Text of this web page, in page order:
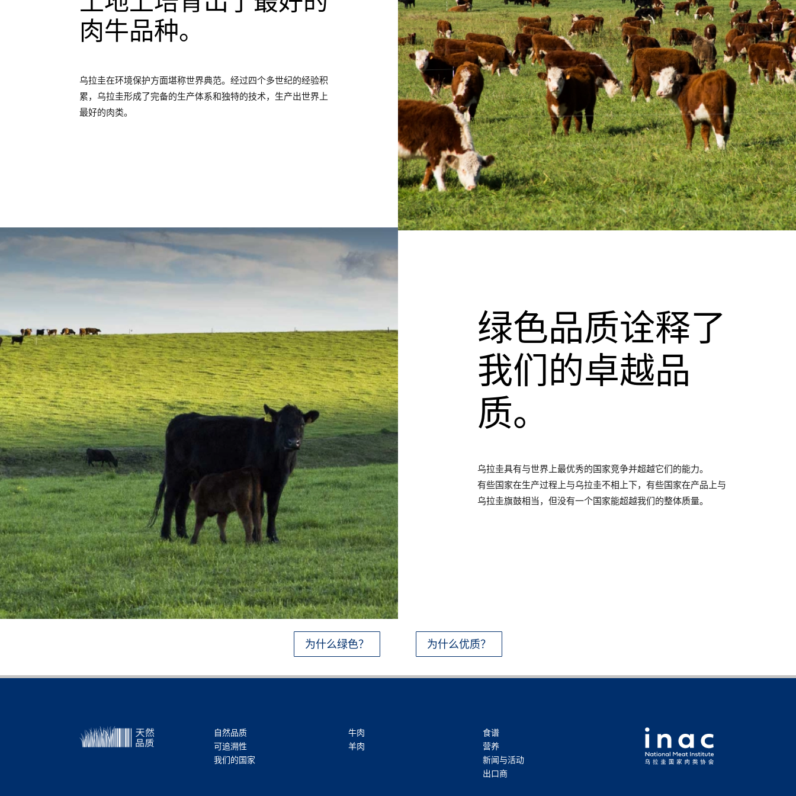
肉牛品种。
乌拉圭在环境保护方面堪称世界典范。经过四个多世纪的经验积
累，乌拉圭形成了完备的生产体系和独特的技术，生产出世界上
最好的肉类。
绿色品质诠释了
我们的卓越品
质。
乌拉圭具有与世界上最优秀的国家竞争并超越它们的能力。
有些国家在生产过程上与乌拉圭不相上下，有些国家在产品上与
乌拉圭旗鼓相当，但没有一个国家能超越我们的整体质量。
为什么绿色？ 为什么优质？
自然品质
可追溯性
我们的国家
牛肉
羊肉
食谱
营养
新闻与活动
出口商